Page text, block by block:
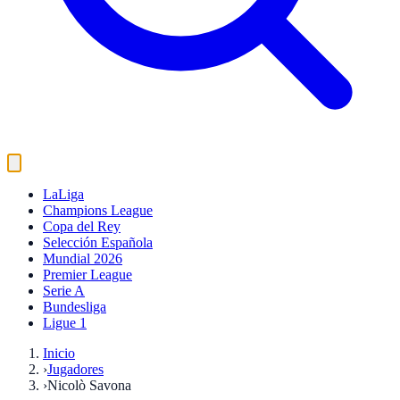
LaLiga
Champions League
Copa del Rey
Selección Española
Mundial 2026
Premier League
Serie A
Bundesliga
Ligue 1
Inicio
›Jugadores
›Nicolò Savona